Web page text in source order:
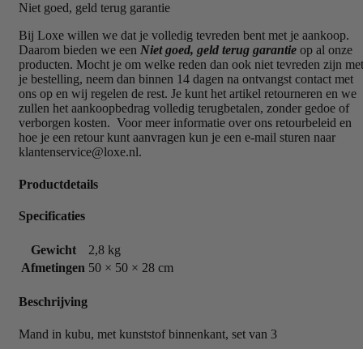
Niet goed, geld terug garantie
Bij Loxe willen we dat je volledig tevreden bent met je aankoop.
Daarom bieden we een Niet goed, geld terug garantie op al onze
producten. Mocht je om welke reden dan ook niet tevreden zijn met
je bestelling, neem dan binnen 14 dagen na ontvangst contact met
ons op en wij regelen de rest. Je kunt het artikel retourneren en we
zullen het aankoopbedrag volledig terugbetalen, zonder gedoe of
verborgen kosten. Voor meer informatie over ons retourbeleid en
hoe je een retour kunt aanvragen kun je een e-mail sturen naar
klantenservice@loxe.nl.
Productdetails
Specificaties
Gewicht
2,8 kg
Afmetingen 50 × 50 × 28 cm
Beschrijving
Mand in kubu, met kunststof binnenkant, set van 3